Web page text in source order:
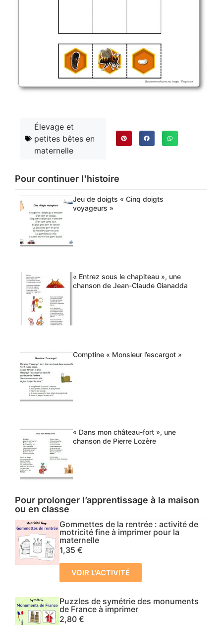
Élevage et
petites bêtes en
maternelle
Pour continuer l'histoire
Jeu de doigts « Cinq doigts
voyageurs »
« Entrez sous le chapiteau », une
chanson de Jean-Claude Gianadda
Comptine « Monsieur l’escargot »
« Dans mon château-fort », une
chanson de Pierre Lozère
Pour prolonger l’apprentissage à la maison
ou en classe
Gommettes de la rentrée : activité de
motricité fine à imprimer pour la
maternelle
1,35 €
VOIR L'ACTIVITÉ
Puzzles de symétrie des monuments
de France à imprimer
2,80 €